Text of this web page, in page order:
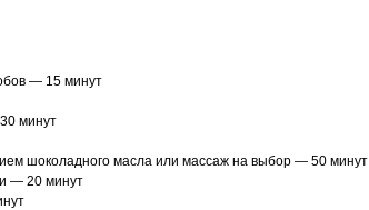
— 15 минут
минут
шоколадного масла или массаж на выбор — 50 минут
— 20 минут